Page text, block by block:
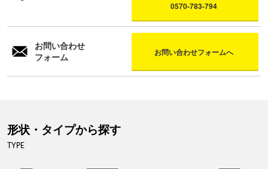
0570-783-794
お問い合わせ
フォーム
お問い合わせフォームへ
形状・タイプから探す
TYPE